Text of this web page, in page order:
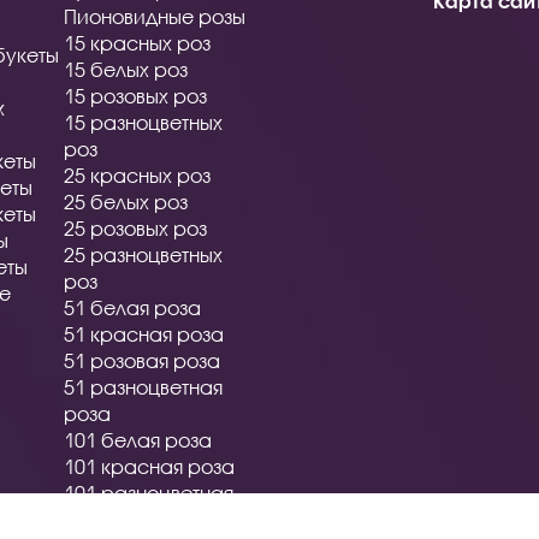
Пионовидные розы
15 красных роз
15 белых роз
15 розовых роз
15 разноцветных
роз
25 красных роз
25 белых роз
25 розовых роз
25 разноцветных
роз
51 белая роза
51 красная роза
51 розовая роза
51 разноцветная
роза
101 белая роза
101 красная роза
101 разноцветная